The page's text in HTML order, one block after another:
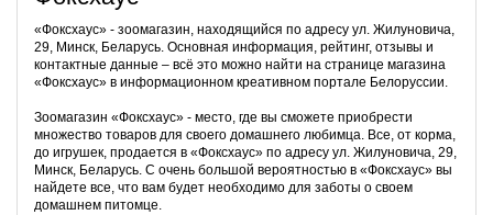
«Фоксхаус» - зоомагазин, находящийся по адресу ул. Жилуновича,
29, Минск, Беларусь. Основная информация, рейтинг, отзывы и
контактные данные – всё это можно найти на странице магазина
«Фоксхаус» в информационном креативном портале Белоруссии.
Зоомагазин «Фоксхаус» - место, где вы сможете приобрести
множество товаров для своего домашнего любимца. Все, от корма,
до игрушек, продается в «Фоксхаус» по адресу ул. Жилуновича, 29,
Минск, Беларусь. С очень большой вероятностью в «Фоксхаус» вы
найдете все, что вам будет необходимо для заботы о своем
домашнем питомце.